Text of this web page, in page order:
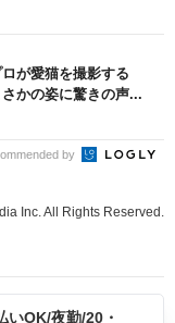
が愛猫を撮影する
かの姿に驚きの声...
by
Inc. All Rights Reserved.
いOK/夜勤/20・